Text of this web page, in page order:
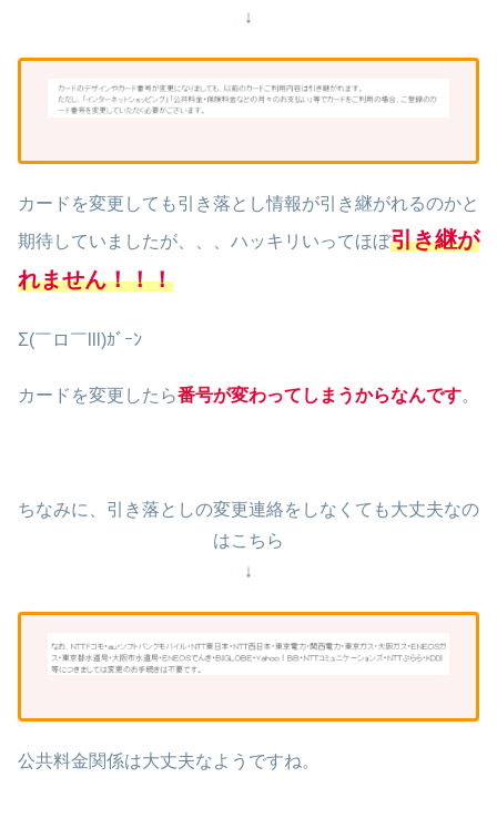
↓
カードを変更しても引き落とし情報が引き継がれるのかと
期待していましたが、、、ハッキリいってほぼ引き継が
れません！！！
Σ(￣ロ￣lll)ｶﾞｰﾝ
カードを変更したら番号が変わってしまうからなんです。
ちなみに、引き落としの変更連絡をしなくても大丈夫なの
はこちら
↓
公共料金関係は大丈夫なようですね。